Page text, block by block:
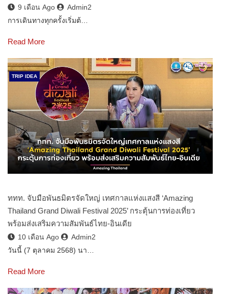
9 เดือน Ago
Admin2
การเดินทางทุกครั้งเริ่มต้…
Read More
TRIP IDEA
ททท. จับมือพันธมิตรจัดใหญ่ เทศกาลแห่งแสงสี ‘Amazing
Thailand Grand Diwali Festival 2025’ กระตุ้นการท่องเที่ยว
พร้อมส่งเสริมความสัมพันธ์ไทย-อินเดีย
10 เดือน Ago
Admin2
วันนี้ (7 ตุลาคม 2568) นา…
Read More